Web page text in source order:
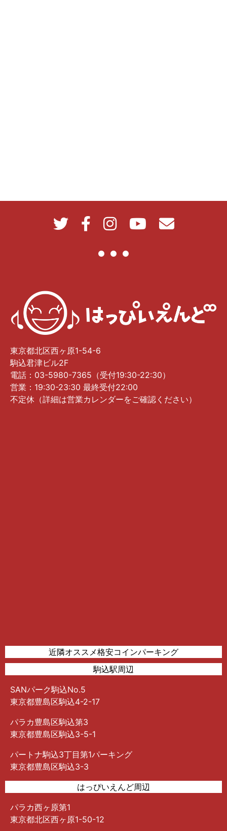
東京都北区西ヶ原1-54-6
駒込君津ビル2F
電話：03-5980-7365（受付19:30-22:30）
営業：19:30-23:30 最終受付22:00
不定休（詳細は営業カレンダーをご確認ください）
近隣オススメ格安コインパーキング
駒込駅周辺
SANパーク駒込No.5
東京都豊島区駒込4-2-17
パラカ豊島区駒込第3
東京都豊島区駒込3-5-1
パートナ駒込3丁目第1パーキング
東京都豊島区駒込3-3
はっぴいえんど周辺
パラカ西ヶ原第1
東京都北区西ヶ原1-50-12